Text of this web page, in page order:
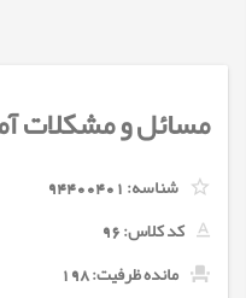
مسائل و مشکلات
شناسه:94400401
کد کلاس:96
مانده ظرفیت: 198